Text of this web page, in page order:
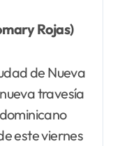
Rojas)
de Nueva
travesía
este viernes